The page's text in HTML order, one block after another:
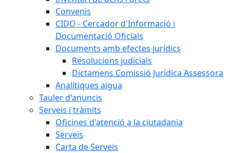
Convenis
CIDO - Cercador d'Informació i
Documentació Oficials
Documents amb efectes jurídics
Resolucions judicials
Dictamens Comissió Jurídica Assessora
Analítiques aigua
Tauler d'anuncis
Serveis i tràmits
Oficines d'atenció a la ciutadania
Serveis
Carta de Serveis